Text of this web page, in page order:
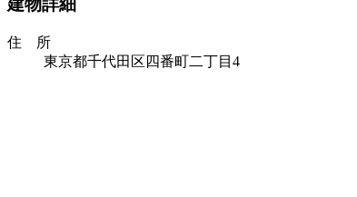
建物詳細
住 所
東京都千代田区四番町二丁目4